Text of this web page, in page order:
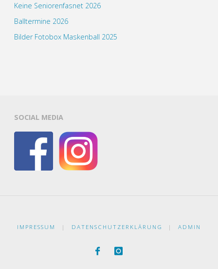
Keine Seniorenfasnet 2026
Balltermine 2026
Bilder Fotobox Maskenball 2025
SOCIAL MEDIA
IMPRESSUM | DATENSCHUTZERKLÄRUNG | ADMIN